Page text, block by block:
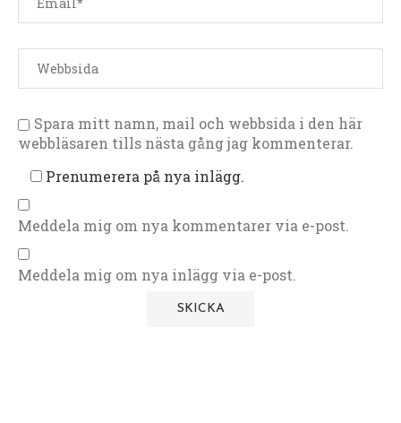
Spara mitt namn, mail och webbsida i den här
webbläsaren tills nästa gång jag kommenterar.
Prenumerera på nya inlägg.
Meddela mig om nya kommentarer via e-post.
Meddela mig om nya inlägg via e-post.